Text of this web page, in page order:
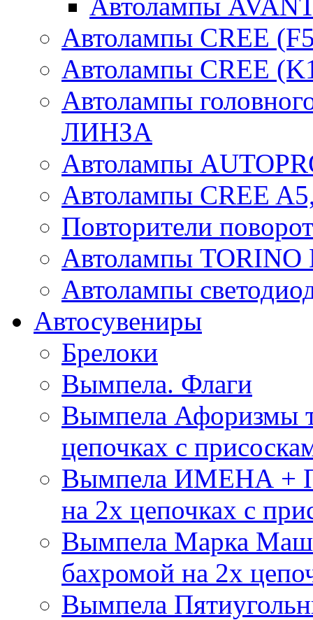
Автолампы CREE
Автолампы CREE
Автолампы
ЛИНЗА
Автолампы
Автолампы CREE
Повторители
Автолампы
Автолампы
Автосувениры
Брелоки
Вымпела. Флаги
Вымпела Афоризмы
цепочках с
Вымпела ИМЕНА +
на 2х цепочках с
Вымпела Марка
бахромой на 2х
Вымпела